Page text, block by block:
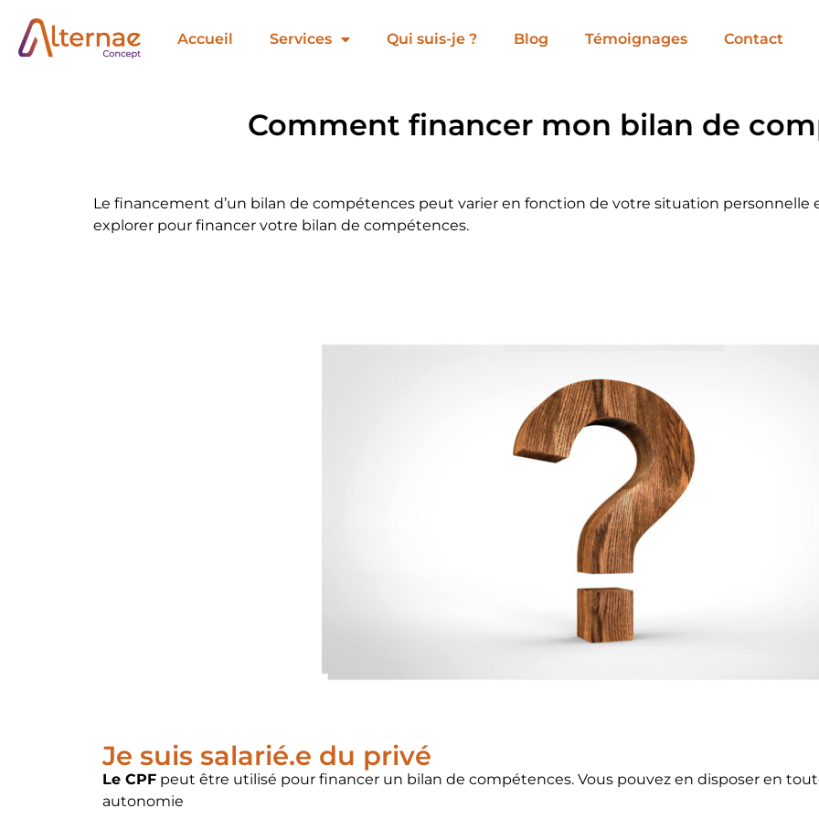
Accueil Services Qui suis-je ? Blog Témoignages Contact
Comment financer mon bilan de
Le financement d’un bilan de compétences peut varier en fonction de votre situation personnelle
explorer pour financer votre bilan de compétences.
Je suis salarié.e du privé
Le CPF peut être utilisé pour financer un bilan de compétences. Vous pouvez en disposer en
autonomie